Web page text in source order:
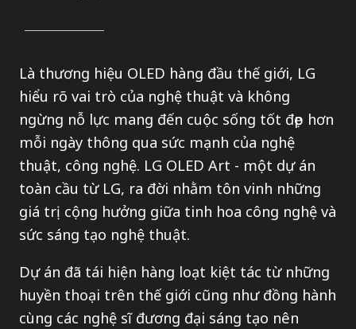
Là thương hiệu OLED hàng đầu thế giới, LG
hiểu rõ vai trò của nghệ thuật và không
ngừng nỗ lực mang đến cuộc sống tốt đẹp hơn
mỗi ngày thông qua sức mạnh của nghệ
thuật, công nghệ. LG OLED Art - một dự án
toàn cầu từ LG, ra đời nhằm tôn vinh những
giá trị cộng hưởng giữa tinh hoa công nghệ và
sức sáng tạo nghệ thuật.
Dự án đã tái hiện hàng loạt kiệt tác từ những
huyền thoại trên thế giới cũng như đồng hành
cùng các nghệ sĩ đương đại sáng tạo nên